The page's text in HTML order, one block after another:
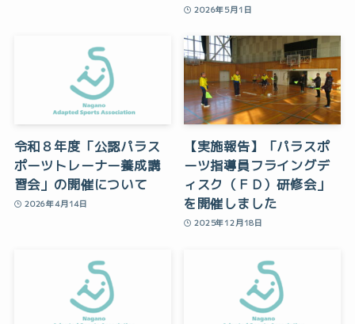
2026年5月1日
令和８年度「公認パラス
ポーツトレーナー養成講
習会」の開催について
2026年4月14日
【実施報告】「パラスポ
ーツ指導員フライングデ
ィスク（ＦＤ）研修会」
を開催しました
2025年12月18日